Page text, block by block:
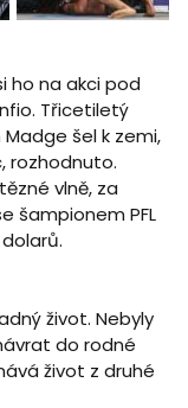
ho na akci pod
Třicetiletý
šel k zemi,
rozhodnuto.
vlně, za
šampionem PFL
život. Nebyly
do rodné
život z druhé